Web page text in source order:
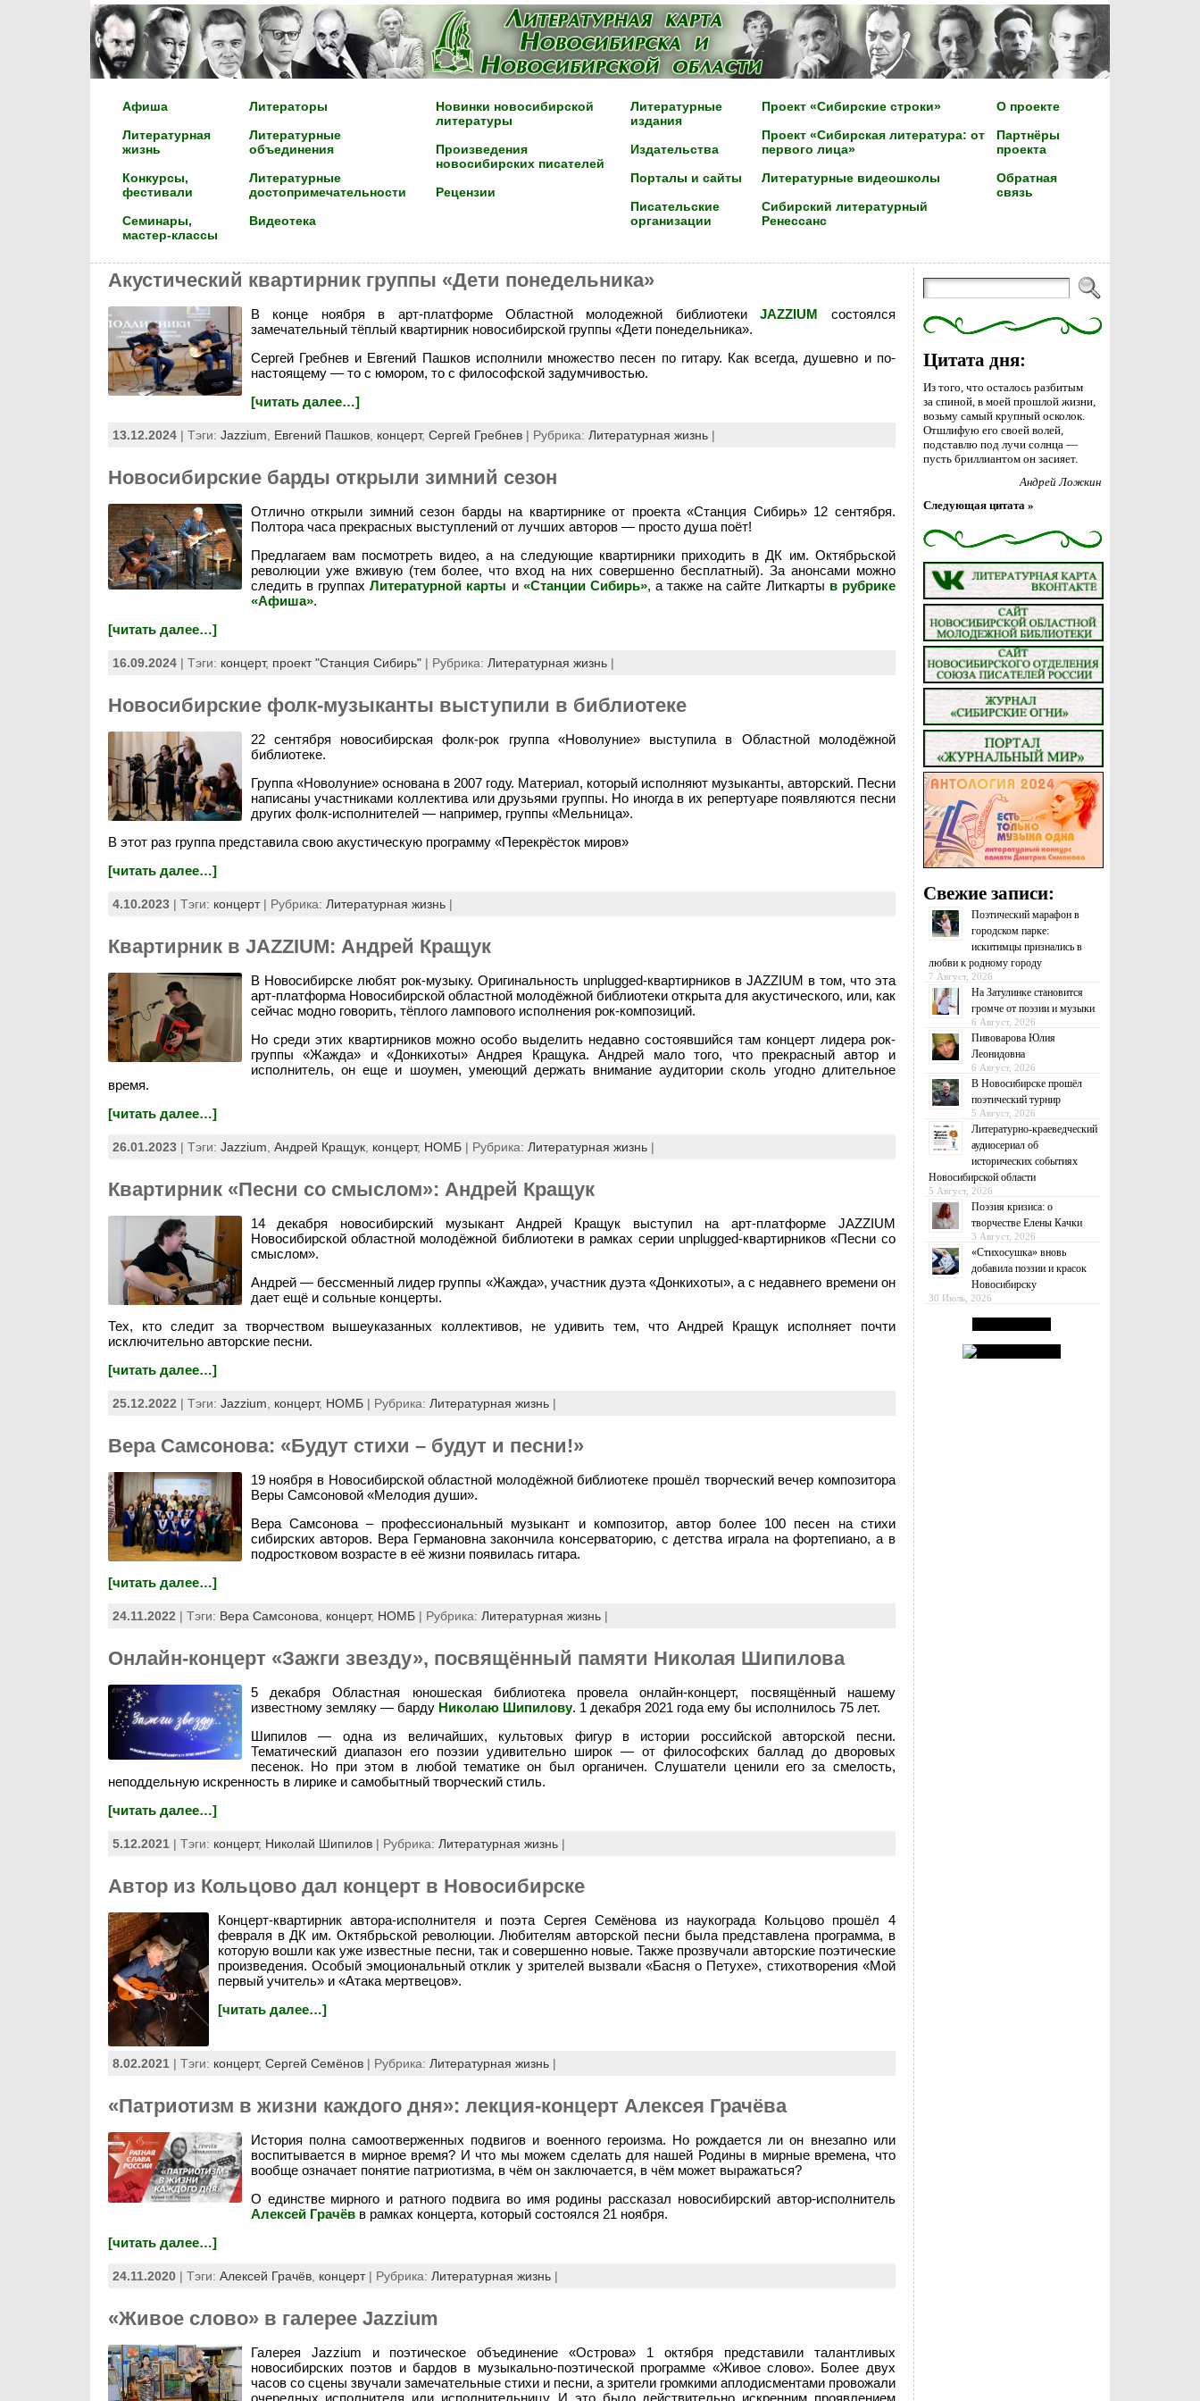
Афиша
Литературная
жизнь
Конкурсы,
фестивали
Семинары,
мастер-классы
Литераторы
Литературные
объединения
Литературные
достопримечательности
Видеотека
Новинки новосибирской
литературы
Произведения
новосибирских писателей
Рецензии
Литературные
издания
Издательства
Порталы и сайты
Писательские
организации
Проект «Сибирские строки»
Проект «Сибирская литература: от
первого лица»
Литературные видеошколы
Сибирский литературный
Ренессанс
О проекте
Партнёры
проекта
Обратная
связь
Акустический квартирник группы «Дети понедельника»
В конце ноября в арт-платформе Областной молодежной библиотекиJAZZIUM состоялся
замечательный тёплый квартирник новосибирской группы «Дети понедельника».
Сергей Гребнев и Евгений Пашков исполнили множество песен по гитару. Как всегда, душевно и по-
настоящему — то с юмором, то с философской задумчивостью.
[читать далее…]
13.12.2024| Тэги: Jazzium Евгений Пашков, концерт, Сергей Гребнев| Рубрика: Литературная жизнь|
Новосибирские барды открыли зимний сезон
Отлично открыли зимний сезон барды на квартирнике от проекта «Станция Сибирь» 12 сентября.
Полтора часа прекрасных выступлений от лучших авторов — просто душа поёт!
Предлагаем вам посмотреть видео, а на следующие квартирники приходить в ДК им. Октябрьской
революции уже вживую (тем более, что вход на них совершенно бесплатный). За анонсами можно
следить в группахЛитературной карты и «Станции Сибирь», а также на сайте Литкарты в рубрике
«Афиша».
[читать далее…]
16.09.2024| Тэги: концерт, проект "Станция Сибирь"| Рубрика: Литературная жизнь|
Новосибирские фолк-музыканты выступили в библиотеке
22 сентября новосибирская фолк-рок группа «Новолуние» выступила в Областной молодёжной
библиотеке.
Группа «Новолуние» основана в 2007 году. Материал, который исполняют музыканты, авторский. Песни
написаны участниками коллектива или друзьями группы. Но иногда в их репертуаре появляются песни
других фолк-исполнителей — например, группы «Мельница».
В этот раз группа представила свою акустическую программу «Перекрёсток миров»
[читать далее…]
4.10.2023| Тэги: концерт| Рубрика: Литературная жизнь|
Квартирник в JAZZIUM: Андрей Кращук
В Новосибирске любят рок-музыку. Оригинальность unplugged-квартирников в JAZZIUM в том, что эта
арт-платформа Новосибирской областной молодёжной библиотеки открыта для акустического, или, как
сейчас модно говорить, тёплого лампового исполнения рок-композиций.
Но среди этих квартирников можно особо выделить недавно состоявшийся там концерт лидера рок-
группы «Жажда» и «Донкихоты» Андрея Кращука. Андрей мало того, что прекрасный автор и
исполнитель, он еще и шоумен, умеющий держать внимание аудитории сколь угодно длительное
время.
[читать далее…]
26.01.2023| Тэги: Jazzium Андрей Кращук, концерт, НОМБ| Рубрика: Литературная жизнь|
Квартирник «Песни со смыслом»: Андрей Кращук
14 декабря новосибирский музыкант Андрей Кращук выступил на арт-платформе JAZZIUM
Новосибирской областной молодёжной библиотеки в рамках серии unplugged-квартирников «Песни со
смыслом».
Андрей — бессменный лидер группы «Жажда», участник дуэта «Донкихоты», а с недавнего времени он
дает ещё и сольные концерты.
Тех, кто следит за творчеством вышеуказанных коллективов, не удивить тем, что Андрей Кращук исполняет почти
исключительно авторские песни.
[читать далее…]
25.12.2022 | Тэги: Jazzium концерт, НОМБ| Рубрика: Литературная жизнь|
Вера Самсонова: «Будут стихи – будут и песни!»
19 ноября в Новосибирской областной молодёжной библиотеке прошёл творческий вечер композитора
Веры Самсоновой «Мелодия души».
Вера Самсонова – профессиональный музыкант и композитор, автор более 100 песен на стихи
сибирских авторов. Вера Германовна закончила консерваторию, с детства играла на фортепиано, а в
подростковом возрасте в её жизни появилась гитара.
[читать далее…]
24.11.2022 | Тэги: Вера Самсонова концерт, НОМБ| Рубрика: Литературная жизнь|
Онлайн-концерт «Зажги звезду», посвящённый памяти Николая Шипилова
5 декабря Областная юношеская библиотека провела онлайн-концерт, посвящённый нашему
известному земляку — барду Николаю Шипилову. 1 декабря 2021 года ему бы исполнилось 75 лет.
Шипилов — одна из величайших, культовых фигур в истории российской авторской песни.
Тематический диапазон его поэзии удивительно широк — от философских баллад до дворовых
песенок. Но при этом в любой тематике он был органичен. Слушатели ценили его за смелость,
неподдельную искренность в лирике и самобытный творческий стиль.
[читать далее…]
5.12.2021 | Тэги: концерт, Николай Шипилов| Рубрика: Литературная жизнь|
Автор из Кольцово дал концерт в Новосибирске
Концерт-квартирник автора-исполнителя и поэта Сергея Семёнова из наукограда Кольцово прошёл 4
февраля в ДК им. Октябрьской революции. Любителям авторской песни была представлена программа, в
которую вошли как уже известные песни, так и совершенно новые. Также прозвучали авторские поэтические
произведения. Особый эмоциональный отклик у зрителей вызвали «Басня о Петухе», стихотворения «Мой
первый учитель» и «Атака мертвецов».
[читать далее…]
8.02.2021 | Тэги: концерт, Сергей Семёнов| Рубрика: Литературная жизнь|
«Патриотизм в жизни каждого дня»: лекция-концерт Алексея Грачёва
История полна самоотверженных подвигов и военного героизма. Но рождается ли он внезапно или
воспитывается в мирное время? И что мы можем сделать для нашей Родины в мирные времена, что
вообще означает понятие патриотизма, в чём он заключается, в чём может выражаться?
О единстве мирного и ратного подвига во имя родины рассказал новосибирский автор-исполнитель
Алексей Грачёвв рамках концерта, который состоялся 21 ноября.
[читать далее…]
24.11.2020| Тэги: Алексей Грачёв, концерт| Рубрика: Литературная жизнь|
«Живое слово» в галерее Jazzium
Галерея Jazzium и поэтическое объединение «Острова» 1 октября представили талантливых
новосибирских поэтов и бардов в музыкально-поэтической программе «Живое слово». Более двух
часов со сцены звучали замечательные стихи и песни, а зрители громкими аплодисментами провожали
очередных исполнителя или исполнительницу. И это было действительно искренним проявлением
Цитата дня:
Из того, что осталось разбитым
за спиной, в моей прошлой жизни,
возьму самый крупный осколок.
Отшлифую его своей волей,
подставлю под лучи солнца —
пусть бриллиантом он засияет.
Андрей Ложкин
Следующая цитата »
Свежие записи:
Поэтический марафон в
городском парке:
искитимцы признались в
любви к родному городу
7 Август, 2026
На Затулинке становится
громче от поэзии и музыки
6 Август, 2026
Пивоварова Юлия
Леонидовна
6 Август, 2026
В Новосибирске прошёл
поэтический турнир
5 Август, 2026
Литературно-краеведческий
аудиосериал об
исторических событиях
Новосибирской области
5 Август, 2026
Поэзия кризиса: о
творчестве Елены Качки
3 Август, 2026
«Стихосушка» вновь
добавила поэзии и красок
Новосибирску
30 Июль, 2026